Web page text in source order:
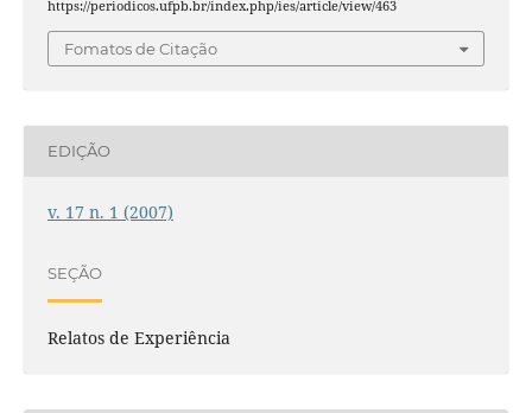
https://periodicos.ufpb.br/index.php/ies/article/view/463
Fomatos de Citação
EDIÇÃO
v. 17 n. 1 (2007)
SEÇÃO
Relatos de Experiência